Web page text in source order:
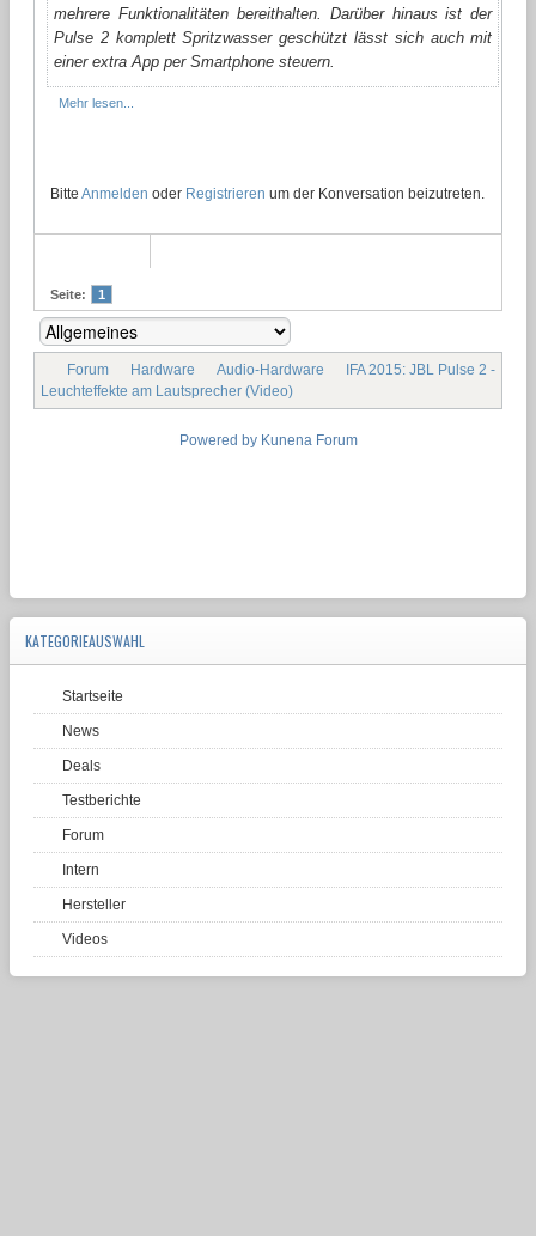
mehrere Funktionalitäten bereithalten. Darüber hinaus ist der
Pulse 2 komplett Spritzwasser geschützt lässt sich auch mit
einer extra App per Smartphone steuern.
Mehr lesen...
Bitte Anmelden oder Registrieren um der Konversation beizutreten.
Seite: 1
Forum Hardware Audio-Hardware
IFA 2015: JBL Pulse 2 -
Leuchteffekte am Lautsprecher (Video)
Powered by Kunena Forum
KATEGORIEAUSWAHL
Startseite
News
Deals
Testberichte
Forum
Intern
Hersteller
Videos